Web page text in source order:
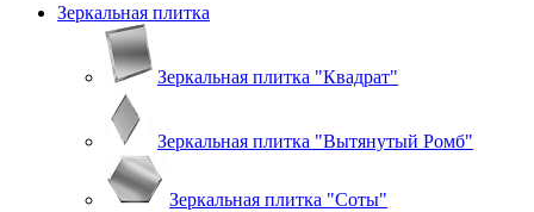
Зеркальная плитка
Зеркальная плитка "Квадрат"
Зеркальная плитка "Вытянутый Ромб"
Зеркальная плитка "Соты"